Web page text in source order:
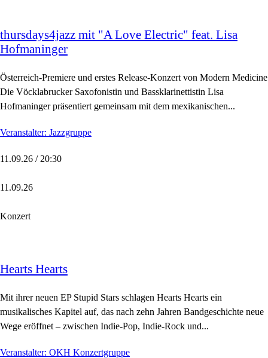
thursdays4jazz mit "A Love Electric" feat. Lisa
Hofmaninger
Österreich-Premiere und erstes Release-Konzert von Modern Medicine
Die Vöcklabrucker Saxofonistin und Bassklarinettistin Lisa
Hofmaninger präsentiert gemeinsam mit dem mexikanischen...
Veranstalter: Jazzgruppe
11.09.26 / 20:30
11.09.26
Konzert
Hearts Hearts
Mit ihrer neuen EP Stupid Stars schlagen Hearts Hearts ein
musikalisches Kapitel auf, das nach zehn Jahren Bandgeschichte neue
Wege eröffnet – zwischen Indie-Pop, Indie-Rock und...
Veranstalter: OKH Konzertgruppe